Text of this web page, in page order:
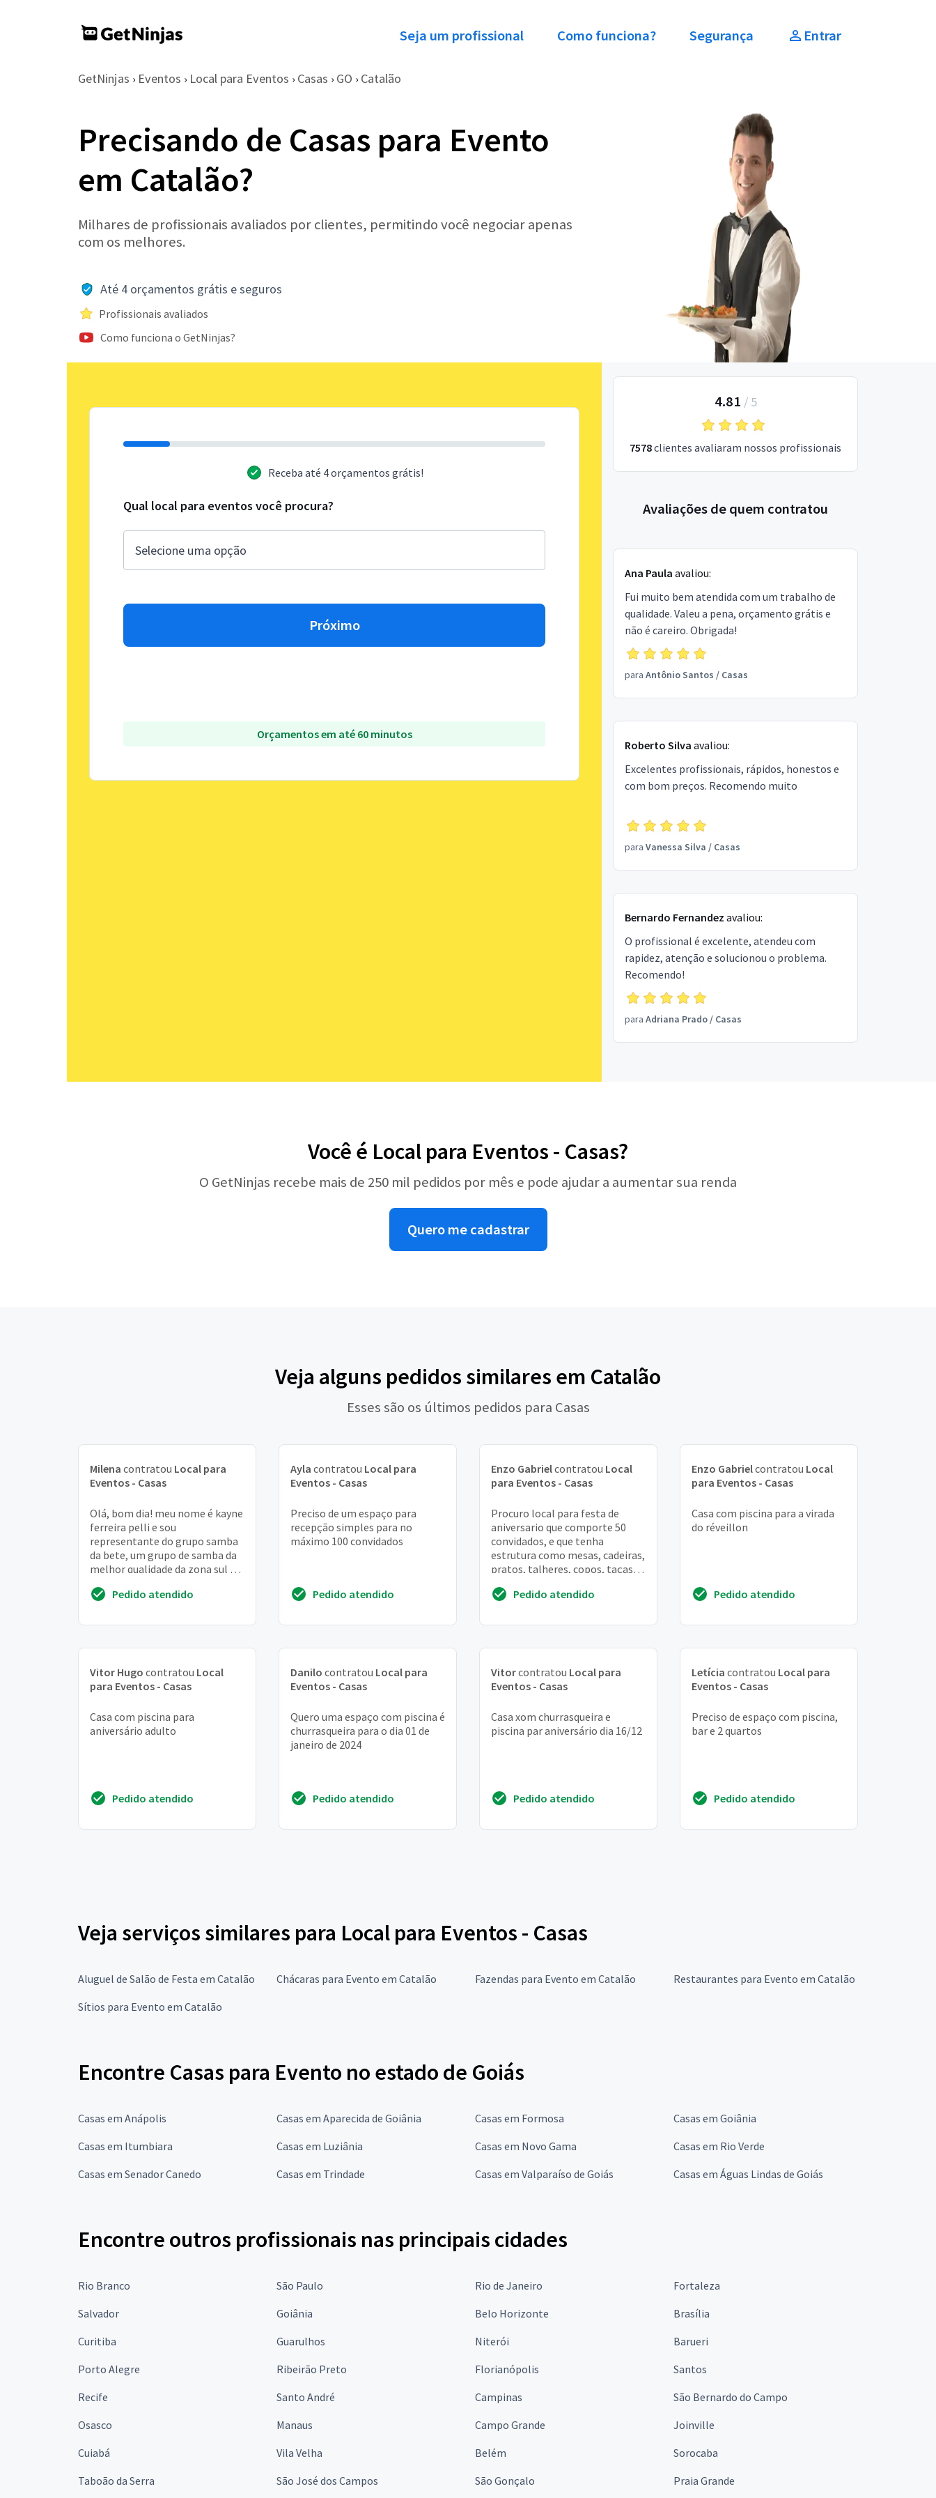
Seja um profissional Como funciona? Segurança Entrar
GetNinjas › Eventos › Local para Eventos › Casas › GO › Catalão
Precisando de Casas para Evento
em Catalão?
Milhares de profissionais avaliados por clientes, permitindo você negociar apenas
com os melhores.
Até 4 orçamentos grátis e seguros
Profissionais avaliados
Como funciona o GetNinjas?
Receba até 4 orçamentos grátis!
Qual local para eventos você procura?
Próximo
Orçamentos em até 60 minutos
4.81 / 5
7578clientes avaliaram nossos profissionais
Avaliações de quem contratou
Ana Paula avaliou:
Fui muito bem atendida com um trabalho de
qualidade. Valeu a pena, orçamento grátis e
não é careiro. Obrigada!
para Antônio Santos / Casas
Roberto Silva avaliou:
Excelentes profissionais, rápidos, honestos e
com bom preços. Recomendo muito
para Vanessa Silva / Casas
Bernardo Fernandez avaliou:
O profissional é excelente, atendeu com
rapidez, atenção e solucionou o problema.
Recomendo!
para Adriana Prado/ Casas
Você é Local para Eventos - Casas?
O GetNinjas recebe mais de 250 mil pedidos por mês e pode ajudar a aumentar sua renda
Quero me cadastrar
Veja alguns pedidos similares em Catalão
Esses são os últimos pedidos para Casas
Milena contratou Local para
Eventos - Casas
Olá, bom dia! meu nome é kayne
ferreira pelli e sou
representante do grupo samba
da bete, um grupo de samba da
melhor qualidade da zona sul de
meu contato pa...
Pedido atendido
Ayla contratou Local para
Eventos - Casas
Preciso de um espaço para
recepção simples para no
máximo 100 convidados
Pedido atendido
Enzo Gabrielcontratou Local
para Eventos - Casas
Procuro local para festa de
aniversario que comporte 50
convidados, e que tenha
estrutura como mesas, cadeiras,
pratos, talheres, copos, taças, e
de fora. Dia...
Pedido atendido
Enzo Gabrielcontratou Local
para Eventos - Casas
Casa com piscina para a virada
do réveillon
Pedido atendido
Vitor Hugo contratou Local
para Eventos - Casas
Casa com piscina para
aniversário adulto
Pedido atendido
Danilo contratou Local para
Eventos - Casas
Quero uma espaço com piscina é
churrasqueira para o dia 01 de
janeiro de 2024
Pedido atendido
Vitorcontratou Local para
Eventos - Casas
Casa xom churrasqueira e
piscina par aniversário dia 16/12
Pedido atendido
Letícia contratou Local para
Eventos - Casas
Preciso de espaço com piscina,
bar e 2 quartos
Pedido atendido
Veja serviços similares para Local para Eventos - Casas
Aluguel de Salão de Festa em Catalão Chácaras para Evento em Catalão Fazendas para Evento em Catalão
Restaurantes para Evento em Catalão
Sítios para Evento em Catalão
Encontre Casas para Evento no estado de Goiás
Casas em Anápolis Casas em Aparecida de Goiânia Casas em Formosa
Casas em Goiânia
Casas em Itumbiara
Casas em Luziânia Casas em Novo Gama
Casas em Rio Verde
Casas em Senador Canedo
Casas em Trindade Casas em Valparaíso de Goiás Casas em Águas Lindas de Goiás
Encontre outros profissionais nas principais cidades
Rio Branco São Paulo Rio de Janeiro
Fortaleza
Salvador
Goiânia Belo Horizonte
Brasília
Curitiba
Guarulhos Niterói
Barueri
Porto Alegre
Ribeirão Preto Florianópolis
Santos
Recife
Santo André Campinas
São Bernardo do Campo
Osasco
Manaus Campo Grande
Joinville
Cuiabá
Vila Velha Belém
Sorocaba
Taboão da Serra
São José dos Campos São Gonçalo Praia Grande